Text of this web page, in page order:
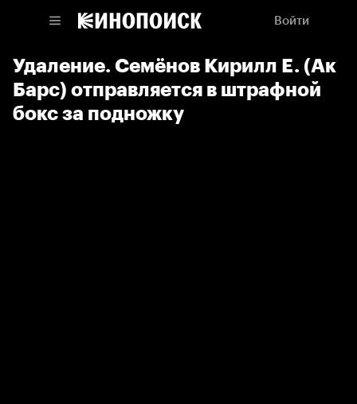
Войти
Удаление. Семёнов Кирилл Е. (Ак
Барс) отправляется в штрафной
бокс за подножку